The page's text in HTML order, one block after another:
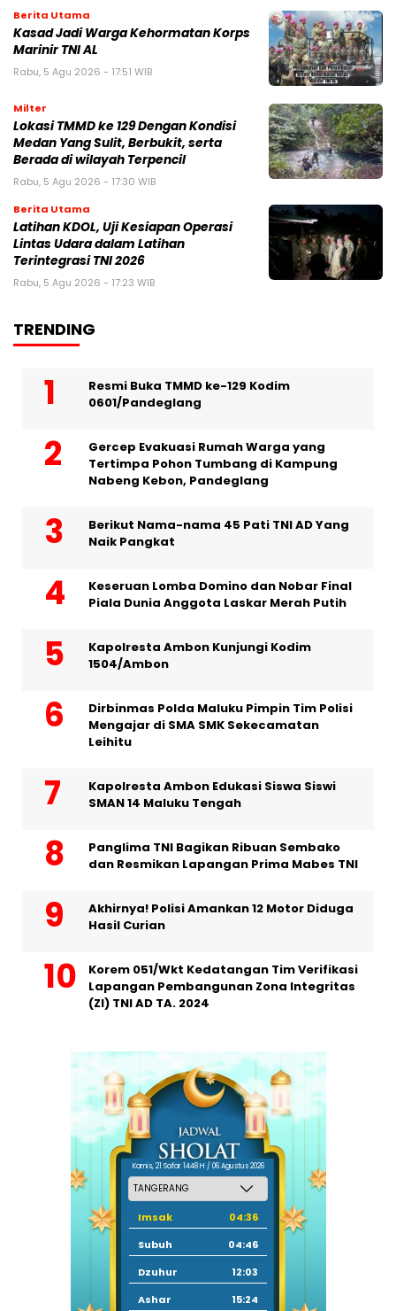
Berita Utama
Kasad Jadi Warga Kehormatan Korps
Marinir TNI AL
Rabu, 5 Agu 2026 - 17:51 WIB
Milter
Lokasi TMMD ke 129 Dengan Kondisi
Medan Yang Sulit, Berbukit, serta
Berada di wilayah Terpencil
Rabu, 5 Agu 2026 - 17:30 WIB
Berita Utama
Latihan KDOL, Uji Kesiapan Operasi
Lintas Udara dalam Latihan
Terintegrasi TNI 2026
Rabu, 5 Agu 2026 - 17:23 WIB
TRENDING
Resmi Buka TMMD ke-129 Kodim
0601/Pandeglang
Gercep Evakuasi Rumah Warga yang
Tertimpa Pohon Tumbang di Kampung
Nabeng Kebon, Pandeglang
Berikut Nama-nama 45 Pati TNI AD Yang
Naik Pangkat
Keseruan Lomba Domino dan Nobar Final
Piala Dunia Anggota Laskar Merah Putih
Kapolresta Ambon Kunjungi Kodim
1504/Ambon
Dirbinmas Polda Maluku Pimpin Tim Polisi
Mengajar di SMA SMK Sekecamatan
Leihitu
Kapolresta Ambon Edukasi Siswa Siswi
SMAN 14 Maluku Tengah
Panglima TNI Bagikan Ribuan Sembako
dan Resmikan Lapangan Prima Mabes TNI
Akhirnya! Polisi Amankan 12 Motor Diduga
Hasil Curian
Korem 051/Wkt Kedatangan Tim Verifikasi
Lapangan Pembangunan Zona Integritas
(ZI) TNI AD TA. 2024
Kamis, 21 Safar 1448 H / 06 Agustus 2026
Imsak
04:36
Subuh
04:46
Dzuhur
12:03
Ashar
15:24